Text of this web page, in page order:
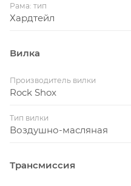
Рама: тип
Хардтейл
Вилка
Производитель вилки
Rock Shox
Тип вилки
Воздушно-масляная
Трансмиссия